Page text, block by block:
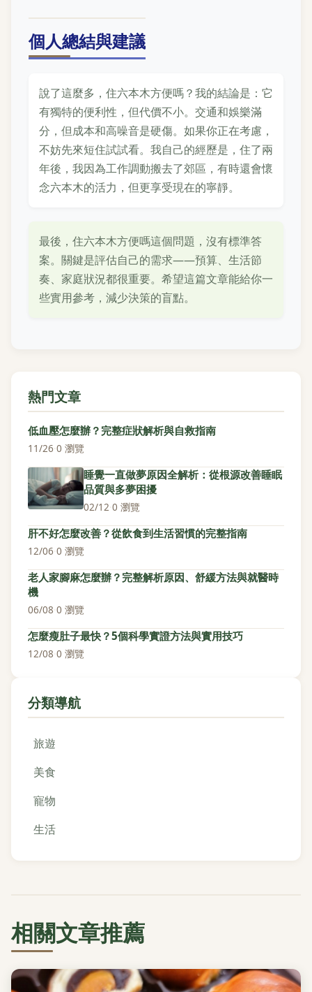
個人總結與建議
說了這麼多，住六本木方便嗎？我的結論是：它
有獨特的便利性，但代價不小。交通和娛樂滿
分，但成本和高噪音是硬傷。如果你正在考慮，
不妨先來短住試試看。我自己的經歷是，住了兩
年後，我因為工作調動搬去了郊區，有時還會懷
念六本木的活力，但更享受現在的寧靜。
最後，住六本木方便嗎這個問題，沒有標準答
案。關鍵是評估自己的需求——預算、生活節
奏、家庭狀況都很重要。希望這篇文章能給你一
些實用參考，減少決策的盲點。
熱門文章
低血壓怎麼辦？完整症狀解析與自救指南
11/26·0 瀏覽
睡覺一直做夢原因全解析：從根源改善睡眠
品質與多夢困擾
02/12·0 瀏覽
肝不好怎麼改善？從飲食到生活習慣的完整指南
12/06·0 瀏覽
老人家腳麻怎麼辦？完整解析原因、舒緩方法與就醫時
機
06/08·0 瀏覽
怎麼瘦肚子最快？5個科學實證方法與實用技巧
12/08·0 瀏覽
分類導航
旅遊
美食
寵物
生活
相關文章推薦